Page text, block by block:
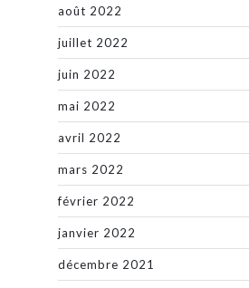
août 2022
juillet 2022
juin 2022
mai 2022
avril 2022
mars 2022
février 2022
janvier 2022
décembre 2021